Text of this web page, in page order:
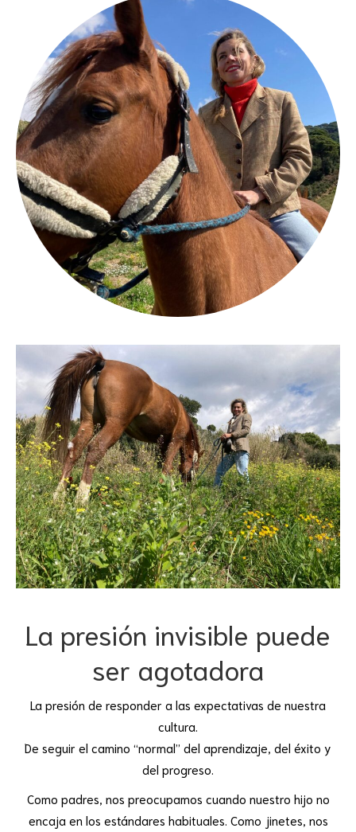
La presión invisible puede
ser agotadora
La presión de responder a las expectativas de nuestra
cultura.
De seguir el camino “normal” del aprendizaje, del éxito y
del progreso.
Como padres, nos preocupamos cuando nuestro hijo no
encaja en los estándares habituales. Como jinetes, nos